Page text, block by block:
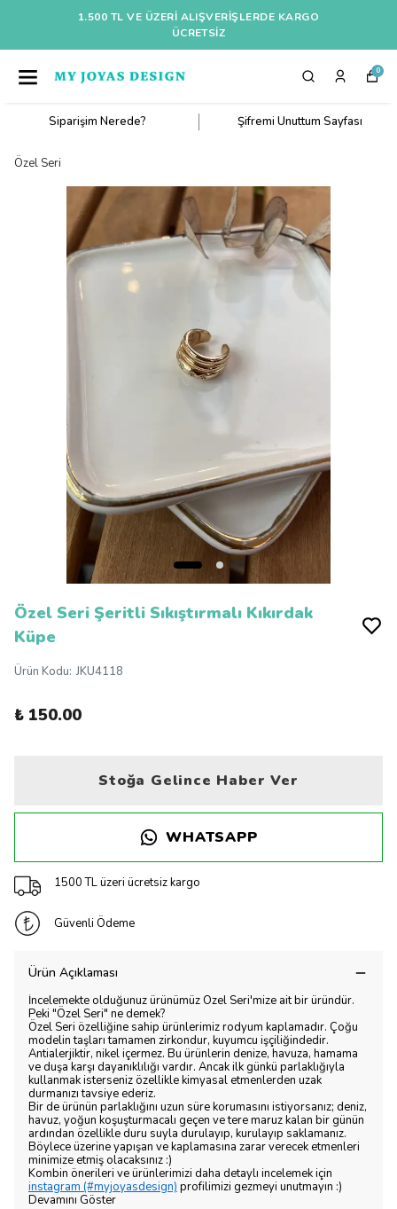
1.500 TL VE ÜZERI ALIŞVERIŞLERDE KARGO
ÜCRETSİZ
0
Siparişim Nerede? Şifremi Unuttum Sayfası
Özel Seri
Özel Seri Şeritli Sıkıştırmalı Kıkırdak
Küpe
Ürün Kodu: JKU4118
₺ 150.00
Stoğa Gelince Haber Ver
WHATSAPP
1500 TL üzeri ücretsiz kargo
Güvenli Ödeme
Ürün Açıklaması
İncelemekte olduğunuz ürünümüz Özel Seri'mize ait bir üründür.
Peki "Özel Seri" ne demek?
Özel Seri özelliğine sahip ürünlerimiz rodyum kaplamadır. Çoğu
modelin taşları tamamen zirkondur, kuyumcu işçiliğindedir.
Antialerjiktir, nikel içermez. Bu ürünlerin denize, havuza, hamama
ve duşa karşı dayanıklılığı vardır. Ancak ilk günkü parlaklığıyla
kullanmak isterseniz özellikle kimyasal etmenlerden uzak
durmanızı tavsiye ederiz.
Bir de ürünün parlaklığını uzun süre korumasını istiyorsanız; deniz,
havuz, yoğun koşuşturmacalı geçen ve tere maruz kalan bir günün
ardından özellikle duru suyla durulayıp, kurulayıp saklamanız.
Böylece üzerine yapışan ve kaplamasına zarar verecek etmenleri
minimize etmiş olacaksınız :)
Kombin önerileri ve ürünlerimizi daha detaylı incelemek için
instagram (#myjoyasdesign) profilimizi gezmeyi unutmayın :)
Devamını Göster